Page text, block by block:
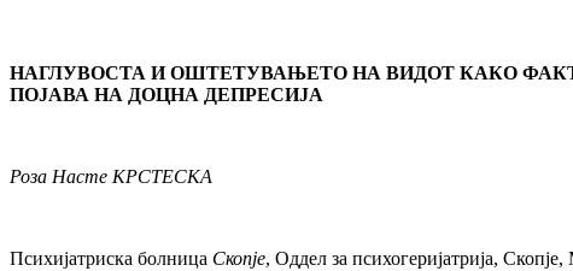
НАГЛУВОСТА И ОШТЕТУВАЊЕТО НА ВИДОТ КАКО
ПОЈАВА НА ДОЦНА ДЕПРЕСИЈА
Роза Насте КРСТЕСКА
Психијатриска болница Скопје, Оддел за психогеријатрија, Скопје,